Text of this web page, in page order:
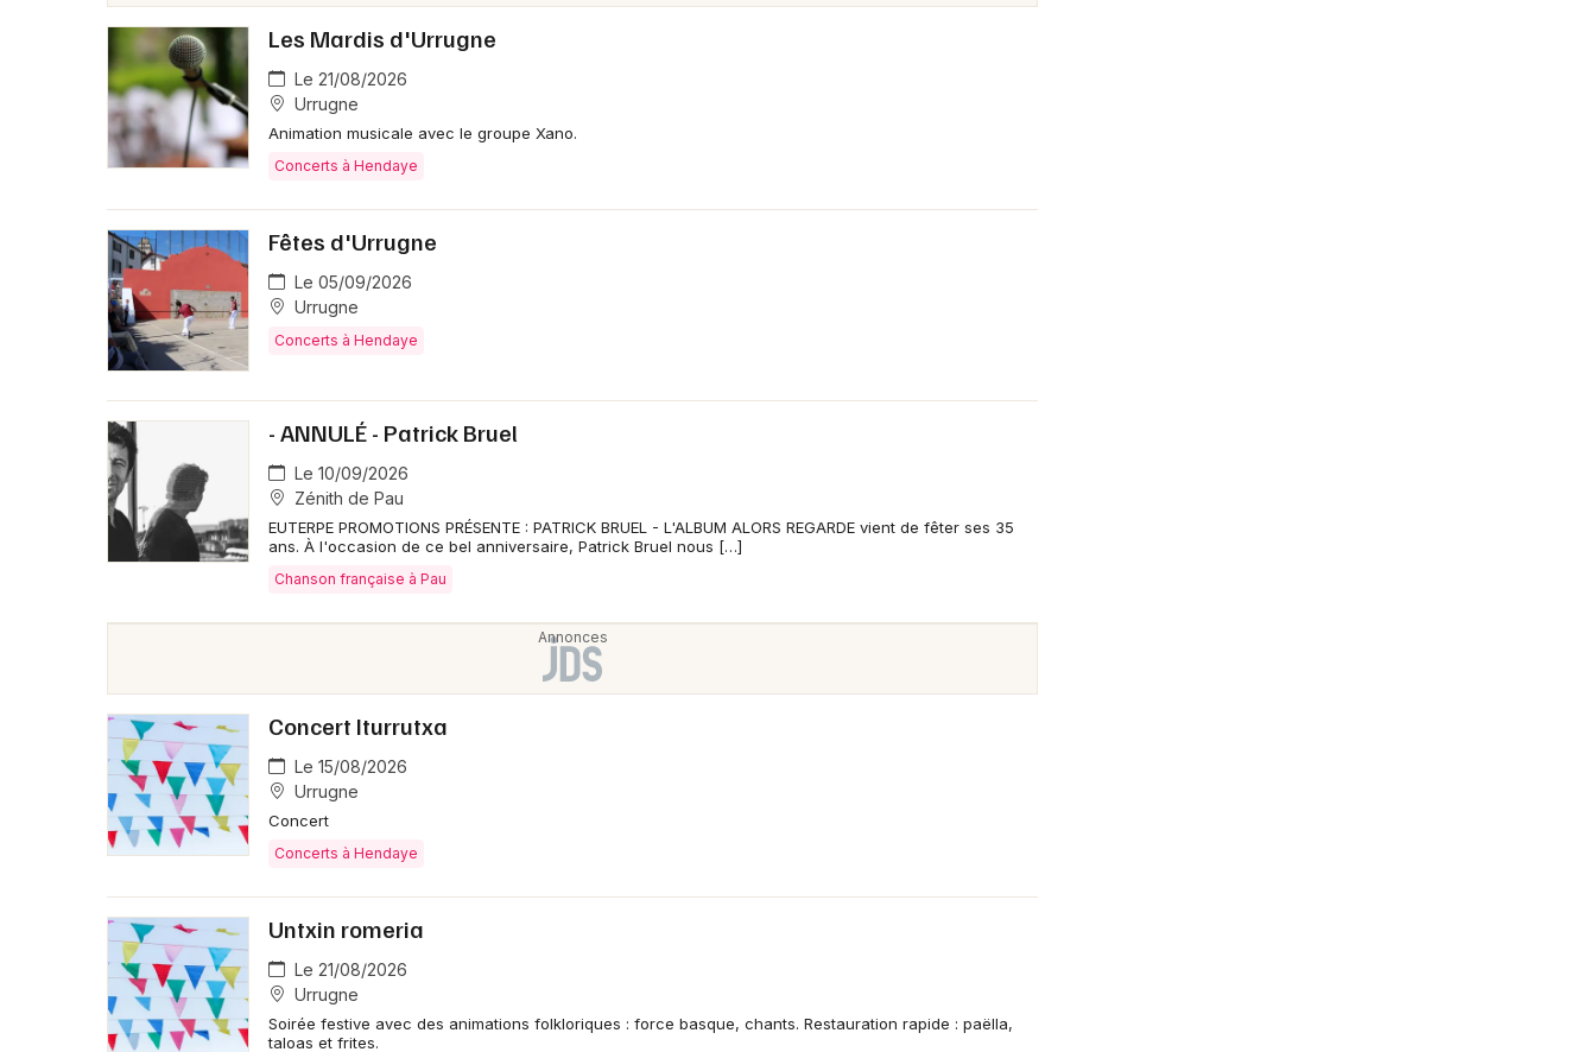
Les Mardis d'Urrugne
Le 21/08/2026
Urrugne
Animation musicale avec le groupe Xano.
Concerts à Hendaye
Fêtes d'Urrugne
Le 05/09/2026
Urrugne
Concerts à Hendaye
- ANNULÉ - Patrick Bruel
Le 10/09/2026
Zénith de Pau
EUTERPE PROMOTIONS PRÉSENTE : PATRICK BRUEL - L'ALBUM ALORS REGARDE vient de fêter ses 35
ans. À l'occasion de ce bel anniversaire, Patrick Bruel nous […]
Chanson française à Pau
Concert Iturrutxa
Le 15/08/2026
Urrugne
Concert
Concerts à Hendaye
Untxin romeria
Le 21/08/2026
Urrugne
Soirée festive avec des animations folkloriques : force basque, chants. Restauration rapide : paëlla,
taloas et frites.